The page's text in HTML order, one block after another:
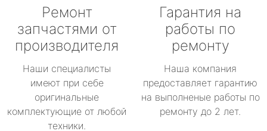
Ремонт
запчастями от
производителя
Наши специалисты
имеют при себе
оригинальные
комплектующие от любой
техники.
Гарантия на
работы по
ремонту
Наша компания
предоставляет гарантию
на выполненые работы по
ремонту до 2 лет.